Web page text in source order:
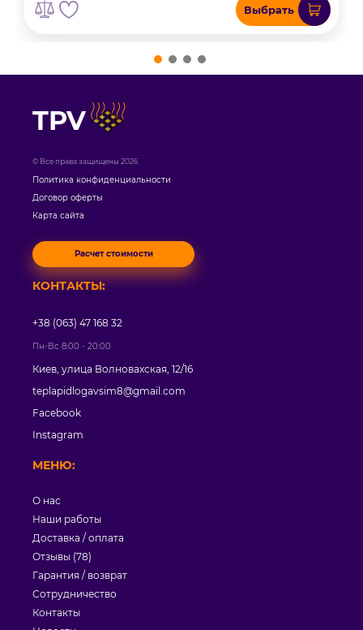
Выбрать
TPV
© Все права защищены 2026
Политика конфиденциальности
Договор оферты
Карта сайта
Расчет стоимости
МЕНЮ:
О нас
Наши работы
Доставка / оплата
Отзывы (78)
Гарантия / возврат
Сотрудничество
Контакты
КОНТАКТЫ:
+38 (063) 47 168 32
Пн-Вс 8:00 - 20:00
Киев, улица Волновахская, 12/16
teplapidlogavsim8@gmail.com
Facebook
Instagram